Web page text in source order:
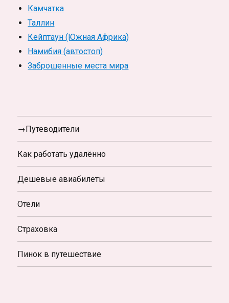
Камчатка
Таллин
Кейптаун (Южная Африка)
Намибия (автостоп)
Заброшенные места мира
→Путеводители
Как работать удалённо
Дешевые авиабилеты
Отели
Страховка
Пинок в путешествие